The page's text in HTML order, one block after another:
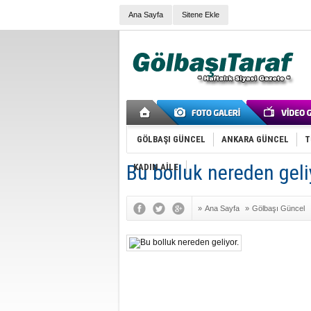
Ana Sayfa Sitene Ekle
GÖLBAŞI GÜNCEL ANKARA GÜNCEL
KADIN AİLE
Bu bolluk nereden
» Ana Sayfa » Gölbaşı Güncel